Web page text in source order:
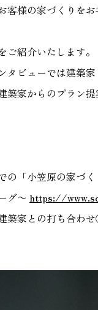
客様の家づくりを
ご紹介いたします。
タビューでは建築
築家からのプラン
「小笠原の家づく
グ〜 https://
築家との打ち合わ